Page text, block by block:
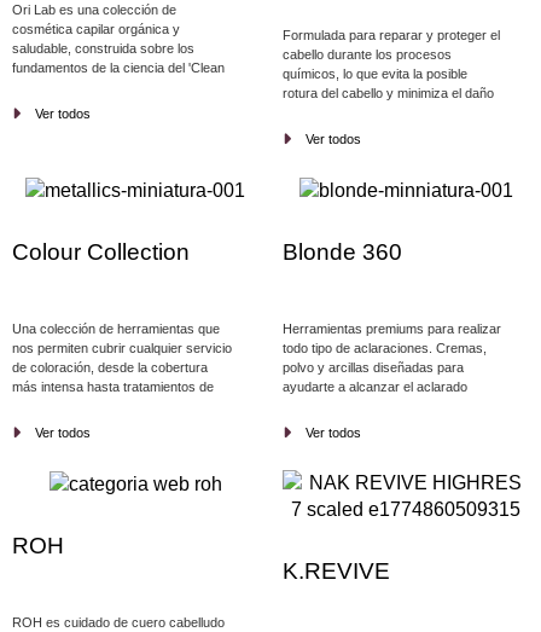
Ori Lab es una colección de
cosmética capilar orgánica y
saludable, construida sobre los
fundamentos de la ciencia del 'Clean
Ver todos
Formulada para reparar y proteger el
cabello durante los procesos
químicos, lo que evita la posible
rotura del cabello y minimiza el daño
mantenimiento del cabello frágil y
Ver todos
Colour Collection
Una colección de herramientas que
nos permiten cubrir cualquier servicio
de coloración, desde la cobertura
más intensa hasta tratamientos de
las tonalidades, sino que, además,
Ver todos
Blonde 360
Herramientas premiums para realizar
todo tipo de aclaraciones. Cremas,
polvo y arcillas diseñadas para
ayudarte a alcanzar el aclarado
cualquier tipo de técnica.
Ver todos
ROH
ROH es cuidado de cuero cabelludo
K.REVIVE